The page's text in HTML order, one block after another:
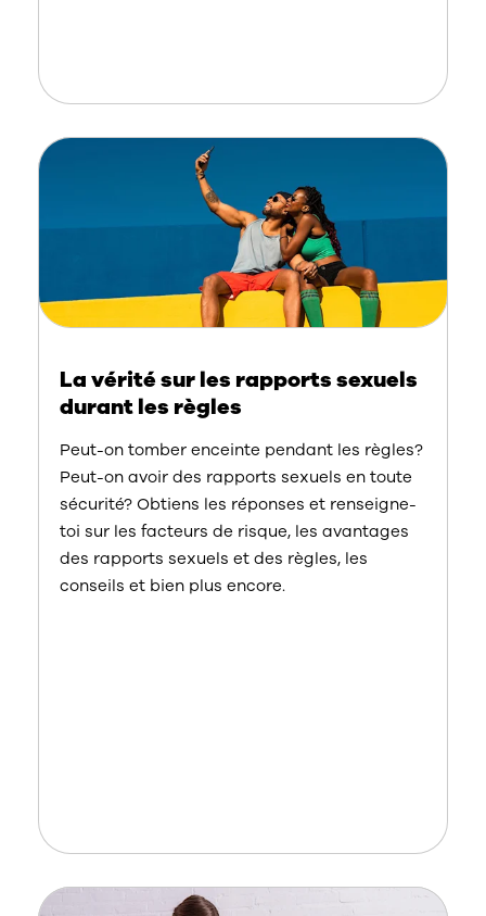
La vérité sur les rapports sexuels
durant les règles
Peut-on tomber enceinte pendant les règles?
Peut-on avoir des rapports sexuels en toute
sécurité? Obtiens les réponses et renseigne-
toi sur les facteurs de risque, les avantages
des rapports sexuels et des règles, les
conseils et bien plus encore.